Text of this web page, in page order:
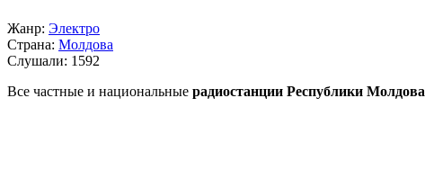
Жанр: Электро
Страна: Молдова
Слушали: 1592
Все частные и национальные радиостанции Республики Молдова